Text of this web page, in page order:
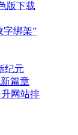
版下载
字绑架”
纪元
篇章
网站排